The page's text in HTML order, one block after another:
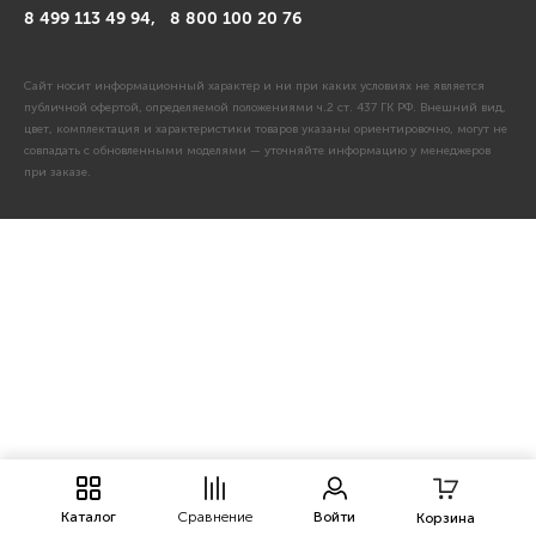
Каталог Сравнение Войти Корзина
8 499 113 49 94, 8 800 100 20 76
Сайт носит информационный характер и ни при каких условиях не является
публичной офертой, определяемой положениями ч.2 ст. 437 ГК РФ. Внешний вид,
цвет, комплектация и характеристики товаров указаны ориентировочно, могут не
совпадать с обновленными моделями — уточняйте информацию у менеджеров
при заказе.